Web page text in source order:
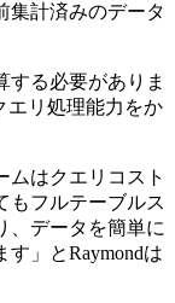
集計済みのデータ
する必要がありま
エリ処理能力をか
ムはクエリコスト
もフルテーブルス
、データを簡単に
」とRaymondは